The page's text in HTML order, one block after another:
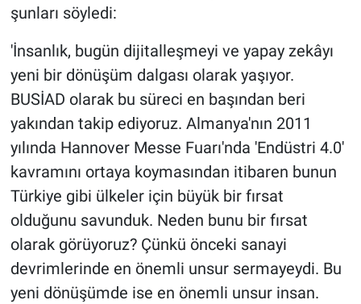
şunları söyledi:
'İnsanlık, bugün dijitalleşmeyi ve yapay zekâyı
yeni bir dönüşüm dalgası olarak yaşıyor.
BUSİAD olarak bu süreci en başından beri
yakından takip ediyoruz. Almanya'nın 2011
yılında Hannover Messe Fuarı'nda 'Endüstri 4.0'
kavramını ortaya koymasından itibaren bunun
Türkiye gibi ülkeler için büyük bir fırsat
olduğunu savunduk. Neden bunu bir fırsat
olarak görüyoruz? Çünkü önceki sanayi
devrimlerinde en önemli unsur sermayeydi. Bu
yeni dönüşümde ise en önemli unsur insan.